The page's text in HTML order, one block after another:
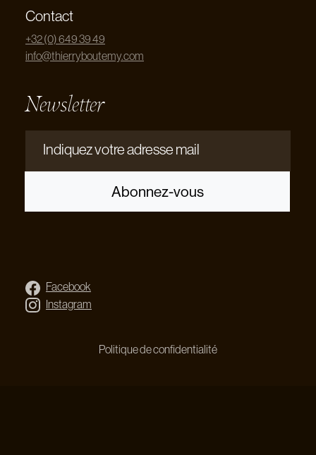
Contact
+32 (0) 649 39 49
info@thierryboutemy.com
Newsletter
Indiquez votre adresse mail
Abonnez-vous
Facebook
Instagram
Politique de confidentialité